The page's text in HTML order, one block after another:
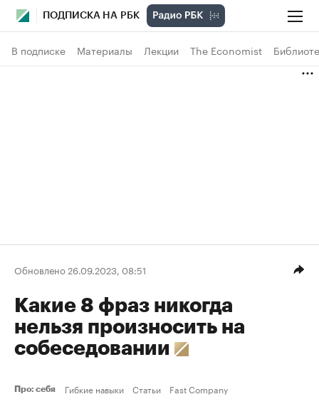
ПОДПИСКА НА РБК
В подписке Материалы Лекции The Economist
Обновлено 26.09.2023, 08:51
Какие 8 фраз никогда
нельзя произносить на
собеседовании
Про: себя Гибкие навыки Статьи Fast Company